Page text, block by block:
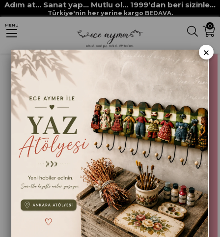
Adım at... Sanat yap... Mutlu ol... 1999'dan beri sizinle...
Türkiye'nin her yerine kargo BEDAVA.
0
MENU
Anasayfa HOBİ BOYALARI AKRİLİK BOYALAR
AKRİLİK BOYA 134 AÇIK PEMBE
×